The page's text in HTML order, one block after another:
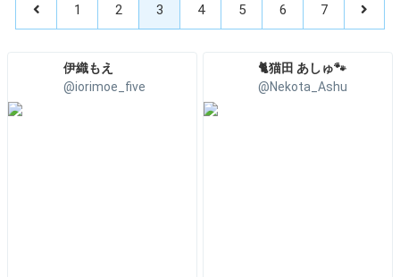
1 2 3 4 5 6 7
伊織もえ
@iorimoe_five
🐈猫田 あしゅ🐾
@Nekota_Ashu